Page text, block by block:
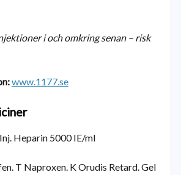
i och omkring senan – risk
www.1177.se
Inj. Heparin 5000 IE/ml
T Naproxen. K Orudis Retard. Gel